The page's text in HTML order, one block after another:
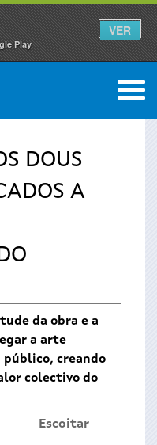
Play
VER
0
DOUS
A
da obra e a
a arte
público, creando
colectivo do
Escoitar